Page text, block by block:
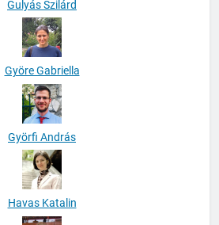
Gulyás Szilárd
Györe Gabriella
Györfi András
Havas Katalin